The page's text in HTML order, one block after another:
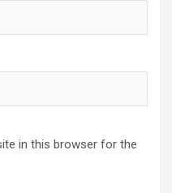
in this browser for the